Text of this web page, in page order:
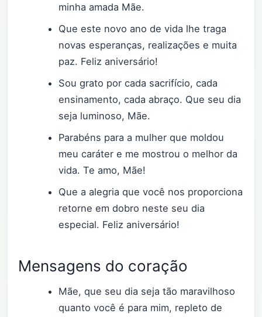
minha amada Mãe.
Que este novo ano de vida lhe traga
novas esperanças, realizações e muita
paz. Feliz aniversário!
Sou grato por cada sacrifício, cada
ensinamento, cada abraço. Que seu dia
seja luminoso, Mãe.
Parabéns para a mulher que moldou
meu caráter e me mostrou o melhor da
vida. Te amo, Mãe!
Que a alegria que você nos proporciona
retorne em dobro neste seu dia
especial. Feliz aniversário!
Mensagens do coração
Mãe, que seu dia seja tão maravilhoso
quanto você é para mim, repleto de